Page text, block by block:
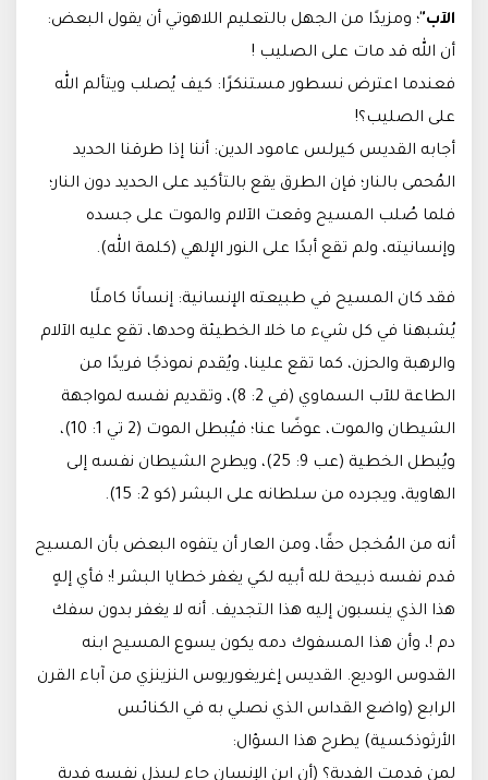
الآب"؛ ومزيدًا من الجهل بالتعليم اللاهوتي أن يقول البعض:
أن الله قد مات على الصليب !
فعندما اعترض نسطور مستنكرًا: كيف يُصلب ويتألم الله
على الصليب؟!
أجابه القديس كيرلس عامود الدين: أننا إذا طرقنا الحديد
المُحمى بالنار؛ فإن الطرق يقع بالتأكيد على الحديد دون النار؛
فلما صُلب المسيح وقعت الآلام والموت على جسده
وإنسانيته، ولم تقع أبدًا على النور الإلهي (كلمة الله).
فقد كان المسيح في طبيعته الإنسانية: إنسانًا كاملًا
يُشبهنا في كل شيء ما خلا الخطيئة وحدها، تقع عليه الآلام
والرهبة والحزن، كما تقع علينا، ويُقدم نموذجًا فريدًا من
الطاعة للآب السماوي (في 2: 8)، وتقديم نفسه لمواجهة
الشيطان والموت، عوضًا عنا؛ فيُبطل الموت (2 تي 1: 10)،
ويُبطل الخطية (عب 9: 25)، ويطرح الشيطان نفسه إلى
الهاوية، ويجرده من سلطانه على البشر (كو 2: 15).
أنه من المُخجل حقًا، ومن العار أن يتفوه البعض بأن المسيح
قدم نفسه ذبيحة لله أبيه لكي يغفر خطايا البشر !؛ فأي إلهٍ
هذا الذي ينسبون إليه هذا التجديف. أنه لا يغفر بدون سفك
دم !، وأن هذا المسفوك دمه يكون يسوع المسيح ابنه
القدوس الوديع. القديس إغريغوريوس النزينزي من آباء القرن
الرابع (واضع القداس الذي نصلي به في الكنائس
الأرثوذكسية) يطرح هذا السؤال:
لمن قدمت الفدية؟ (أن ابن الإنسان جاء ليبذل نفسه فدية